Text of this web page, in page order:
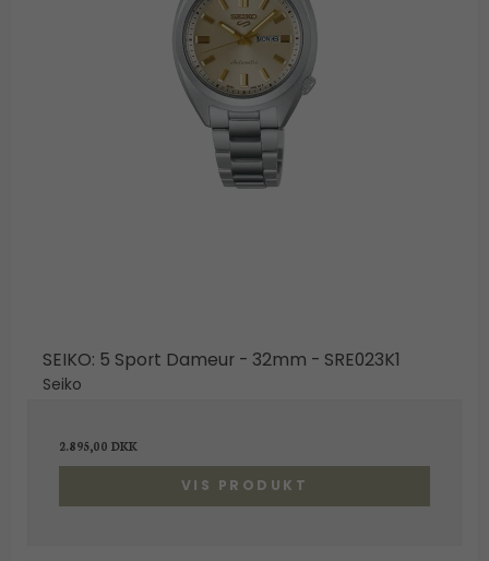
SEIKO: 5 Sport Dameur - 32mm - SRE023K1
Seiko
2.895,00 DKK
VIS PRODUKT